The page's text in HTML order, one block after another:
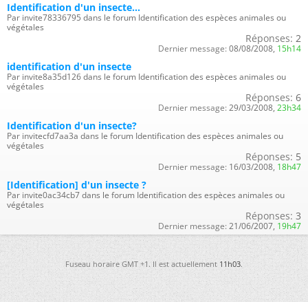
Identification d'un insecte...
Par invite78336795 dans le forum Identification des espèces animales ou
végétales
Réponses: 2
Dernier message: 08/08/2008, 15h14
identification d'un insecte
Par invite8a35d126 dans le forum Identification des espèces animales ou
végétales
Réponses: 6
Dernier message: 29/03/2008, 23h34
Identification d'un insecte?
Par invitecfd7aa3a dans le forum Identification des espèces animales ou
végétales
Réponses: 5
Dernier message: 16/03/2008, 18h47
[Identification] d'un insecte ?
Par invite0ac34cb7 dans le forum Identification des espèces animales ou
végétales
Réponses: 3
Dernier message: 21/06/2007, 19h47
Fuseau horaire GMT +1. Il est actuellement11h03.